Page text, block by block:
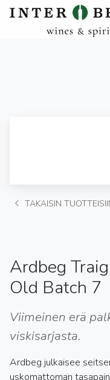
TAKAISIN
Ardbeg
Old Batch 7
Viimeinen erä
viskisarjasta.
Ardbeg julkaisee
uskomattoman